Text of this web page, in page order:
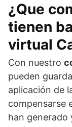
¿Que
tienen
virtual
Con nuestro
pueden
aplicación de
compensarse
han generado